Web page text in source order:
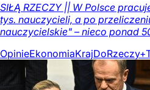
SIŁĄ RZECZY || W Polsce
tys. nauczycieli, a po
nauczycielskie" – nieco ponad
OpinieEkonomiaKrajDoRzeczy+